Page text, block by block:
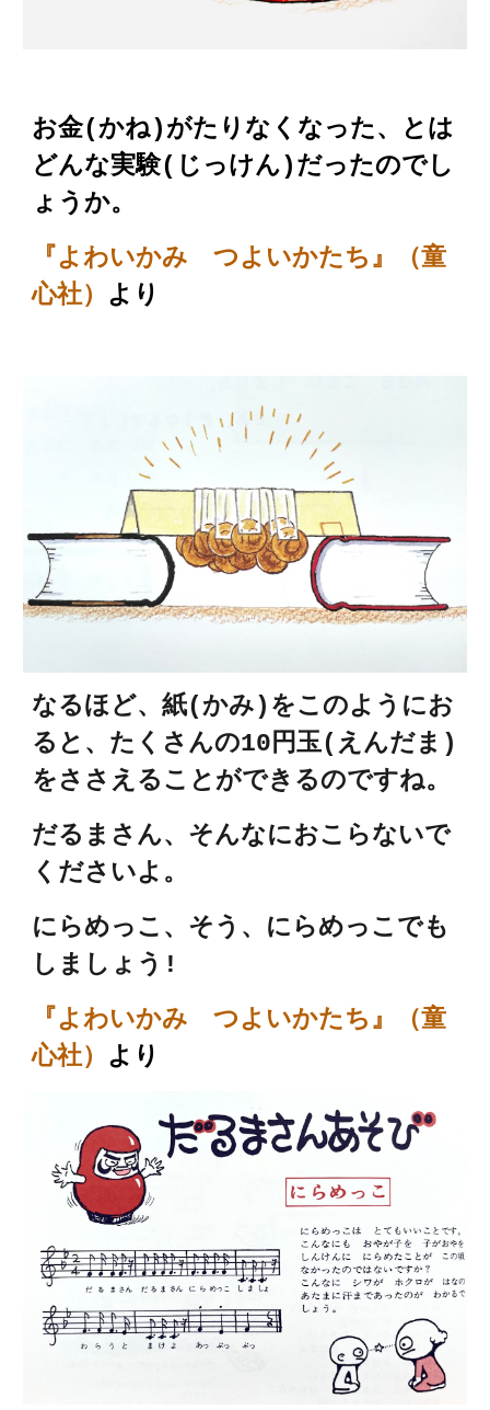
お金(かね)がたりなくなった、とは
どんな実験(じっけん)だったのでし
ょうか。
『よわいかみ つよいかたち』（童
心社） より
なるほど、紙(かみ)をこのようにお
ると、たくさんの10円玉(えんだま)
をささえることができるのですね。
だるまさん、そんなにおこらないで
くださいよ。
にらめっこ、そう、にらめっこでも
しましょう!
『よわいかみ つよいかたち』（童
心社） より